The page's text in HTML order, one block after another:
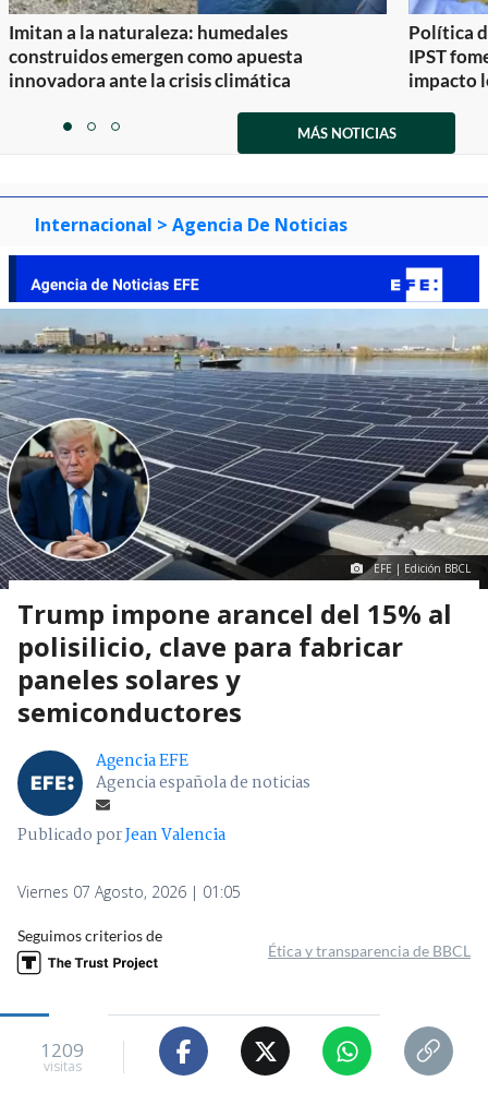
Imitan a la naturaleza: humedales
construidos emergen como apuesta
innovadora ante la crisis climática
Política
IPST
impacto
itemitemitem
MÁS NOTICIAS
Internacional > Agencia De Noticias
EFE | Edición BBCL
Trump impone arancel del 15% al
polisilicio, clave para fabricar
paneles solares y
semiconductores
Agencia EFE
Agencia española de noticias
Publicado porJean Valencia
Viernes 07 Agosto, 2026 | 01:05
Seguimos criterios de
Ética y transparencia de BBCL
1209
visitas